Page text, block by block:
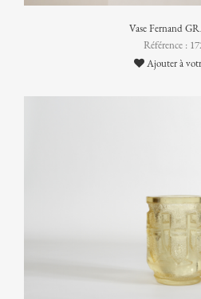
Vase Fernand
Référence :
Ajouter à